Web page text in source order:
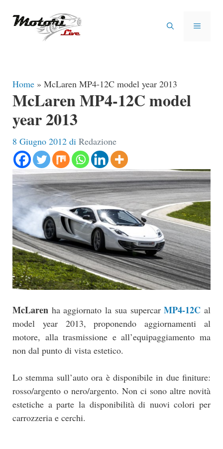
MENU
Home » McLaren MP4-12C model year 2013
McLaren MP4-12C model
year 2013
8 Giugno 2012 di Redazione
McLaren ha aggiornato la sua supercarMP4-12C al
model year 2013, proponendo aggiornamenti al
motore, alla trasmissione e all’equipaggiamento ma
non dal punto di vista estetico.
Lo stemma sull’auto ora è disponibile in due finiture:
rosso/argento o nero/argento. Non ci sono altre novità
estetiche a parte la disponibilità di nuovi colori per
carrozzeria e cerchi.